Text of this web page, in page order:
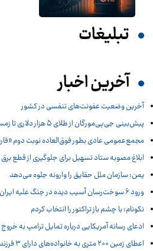
تبلیغات
آخرین اخبار
آخرین وضعیت عفونت‌های تنفسی در کشور
پیش‌بینی جی‌پی‌مورگان از طلای ۵ هزار دلاری تا زمستان ۲۰۲۶
مجمع‌عمومی عادی بطور فوق‌العاده نوبت دوم «فارس» ۲۵ شهریور برگزار
ابلاغ مصوبه ستاد تسهیل برای جلوگیری از قطع
یمن: سازمان ملل حقایق را وارونه جلوه می‌دهد
ورود 6 سوخت‌رسان آسیب دیده در جنگ علیه ایران به آمریکا
نکونام: با چشم باز تراکتور را انتخاب کردم
ادعای رسانه آمریکایی درباره تمایل ترامپ به
اعطای زمین ۲۰۰ متری به خانواده‌های دارای ۳ فرزند و بیشتر